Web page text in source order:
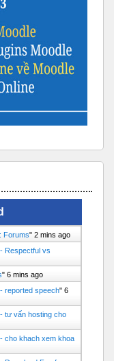
Forums" 2 mins ago
Respectful vs
" 6 mins ago
reported speech" 6
tư vấn hosting cho
cho khach xem khoa